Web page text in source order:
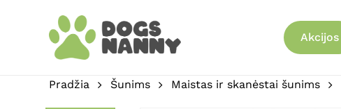
Akcijos
Pradžia Šunims Maistas ir skanėstai šunims